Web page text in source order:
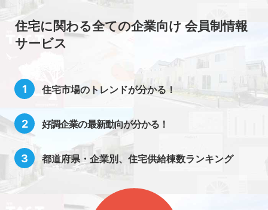
住宅に関わる全ての企業向け 会員制情報
サービス
住宅市場のトレンドが分かる！
好調企業の最新動向が分かる！
都道府県・企業別、住宅供給棟数ランキング